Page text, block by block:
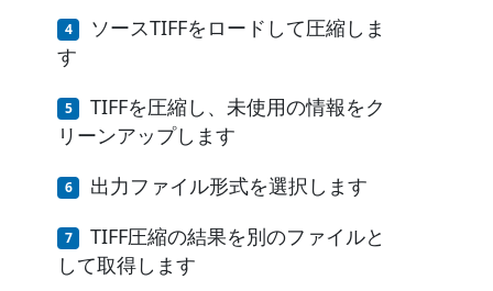
ソースTIFFをロードして圧縮しま
す
TIFFを圧縮し、未使用の情報をク
リーンアップします
出力ファイル形式を選択します
TIFF圧縮の結果を別のファイルと
して取得します